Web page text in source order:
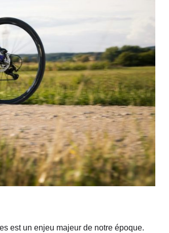
est un enjeu majeur de notre époque.